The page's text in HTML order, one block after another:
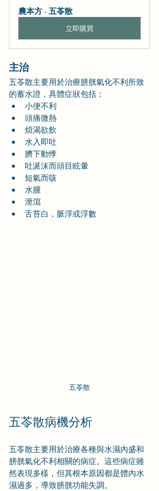
農本方 - 五苓散
立即購買
主治
五苓散主要用於治療膀胱氣化不利所致
的蓄水證，具體症狀包括：
小便不利
頭痛微熱
煩渴欲飲
水入即吐
臍下動悸
吐涎沫而頭目眩暈
短氣而咳
水腫
泄瀉
舌苔白，脈浮或浮數
五苓散
五苓散病機分析
五苓散主要用於治療各種與水濕內盛和
膀胱氣化不利相關的病症。這些病症雖
然表現多樣，但其根本原因都是體內水
濕過多，導致膀胱功能失調。